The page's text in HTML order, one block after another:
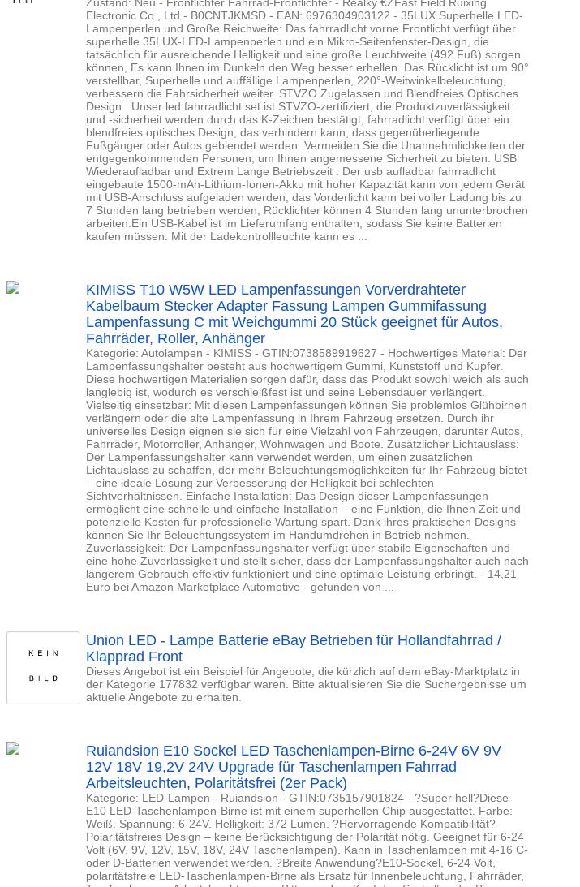
Electronic Co., Ltd - B0CNTJKMSD - EAN: 6976304903122 - 35LUX Superhelle LED-
Lampenperlen und Große Reichweite: Das fahrradlicht vorne Frontlicht verfügt über
superhelle 35LUX-LED-Lampenperlen und ein Mikro-Seitenfenster-Design, die
tatsächlich für ausreichende Helligkeit und eine große Leuchtweite (492 Fuß) sorgen
können, Es kann Ihnen im Dunkeln den Weg besser erhellen. Das Rücklicht ist um 90°
verstellbar, Superhelle und auffällige Lampenperlen, 220°-Weitwinkelbeleuchtung,
verbessern die Fahrsicherheit weiter. STVZO Zugelassen und Blendfreies Optisches
Design : Unser led fahrradlicht set ist STVZO-zertifiziert, die Produktzuverlässigkeit
und -sicherheit werden durch das K-Zeichen bestätigt, fahrradlicht verfügt über ein
blendfreies optisches Design, das verhindern kann, dass gegenüberliegende
Fußgänger oder Autos geblendet werden. Vermeiden Sie die Unannehmlichkeiten der
entgegenkommenden Personen, um Ihnen angemessene Sicherheit zu bieten. USB
Wiederaufladbar und Extrem Lange Betriebszeit : Der usb aufladbar fahrradlicht
eingebaute 1500-mAh-Lithium-Ionen-Akku mit hoher Kapazität kann von jedem Gerät
mit USB-Anschluss aufgeladen werden, das Vorderlicht kann bei voller Ladung bis zu
7 Stunden lang betrieben werden, Rücklichter können 4 Stunden lang ununterbrochen
arbeiten.Ein USB-Kabel ist im Lieferumfang enthalten, sodass Sie keine Batterien
kaufen müssen. Mit der Ladekontrollleuchte kann es ...
KIMISS T10 W5W LED Lampenfassungen Vorverdrahteter
Kabelbaum Stecker Adapter Fassung Lampen Gummifassung
Lampenfassung C mit Weichgummi 20 Stück geeignet für Autos,
Fahrräder, Roller, Anhänger
Kategorie: Autolampen - KIMISS - GTIN:0738589919627 - Hochwertiges Material: Der
Lampenfassungshalter besteht aus hochwertigem Gummi, Kunststoff und Kupfer.
Diese hochwertigen Materialien sorgen dafür, dass das Produkt sowohl weich als auch
langlebig ist, wodurch es verschleißfest ist und seine Lebensdauer verlängert.
Vielseitig einsetzbar: Mit diesen Lampenfassungen können Sie problemlos Glühbirnen
verlängern oder die alte Lampenfassung in Ihrem Fahrzeug ersetzen. Durch ihr
universelles Design eignen sie sich für eine Vielzahl von Fahrzeugen, darunter Autos,
Fahrräder, Motorroller, Anhänger, Wohnwagen und Boote. Zusätzlicher Lichtauslass:
Der Lampenfassungshalter kann verwendet werden, um einen zusätzlichen
Lichtauslass zu schaffen, der mehr Beleuchtungsmöglichkeiten für Ihr Fahrzeug bietet
– eine ideale Lösung zur Verbesserung der Helligkeit bei schlechten
Sichtverhältnissen. Einfache Installation: Das Design dieser Lampenfassungen
ermöglicht eine schnelle und einfache Installation – eine Funktion, die Ihnen Zeit und
potenzielle Kosten für professionelle Wartung spart. Dank ihres praktischen Designs
können Sie Ihr Beleuchtungssystem im Handumdrehen in Betrieb nehmen.
Zuverlässigkeit: Der Lampenfassungshalter verfügt über stabile Eigenschaften und
eine hohe Zuverlässigkeit und stellt sicher, dass der Lampenfassungshalter auch nach
längerem Gebrauch effektiv funktioniert und eine optimale Leistung erbringt. - 14,21
Euro bei Amazon Marketplace Automotive - gefunden von ...
Union LED - Lampe Batterie eBay Betrieben für Hollandfahrrad /
Klapprad Front
Dieses Angebot ist ein Beispiel für Angebote, die kürzlich auf dem eBay-Marktplatz in
der Kategorie 177832 verfügbar waren. Bitte aktualisieren Sie die Suchergebnisse um
aktuelle Angebote zu erhalten.
Ruiandsion E10 Sockel LED Taschenlampen-Birne 6-24V 6V 9V
12V 18V 19,2V 24V Upgrade für Taschenlampen Fahrrad
Arbeitsleuchten, Polaritätsfrei (2er Pack)
Kategorie: LED-Lampen - Ruiandsion - GTIN:0735157901824 - ?Super hell?Diese
E10 LED-Taschenlampen-Birne ist mit einem superhellen Chip ausgestattet. Farbe:
Weiß. Spannung: 6-24V. Helligkeit: 372 Lumen. ?Hervorragende Kompatibilität?
Polaritätsfreies Design – keine Berücksichtigung der Polarität nötig. Geeignet für 6-24
Volt (6V, 9V, 12V, 15V, 18V, 24V Taschenlampen). Kann in Taschenlampen mit 4-16 C-
oder D-Batterien verwendet werden. ?Breite Anwendung?E10-Sockel, 6-24 Volt,
polaritätsfreie LED-Taschenlampen-Birne als Ersatz für Innenbeleuchtung, Fahrräder,